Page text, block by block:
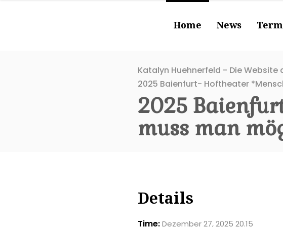
Home News
Katalyn Huehnerfeld - Die
2025 Baienfurt- Hoftheater
2025
muss man
Details
Time:Dezember 27, 2025 20.15